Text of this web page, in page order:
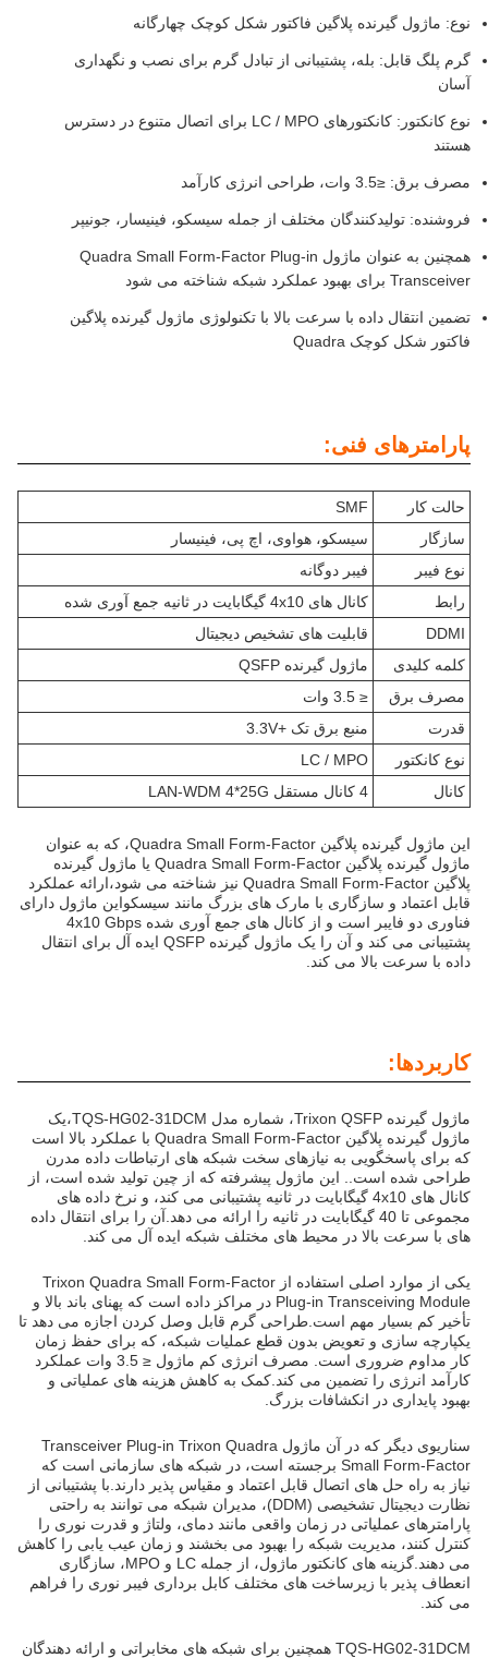
نوع: ماژول گیرنده پلاگین فاکتور شکل کوچک چهارگانه
گرم پلگ قابل: بله، پشتیبانی از تبادل گرم برای نصب و نگهداری
آسان
نوع کانکتور: کانکتورهای LC / MPO برای اتصال متنوع در دسترس
هستند
مصرف برق: ≤3.5 وات، طراحی انرژی کارآمد
فروشنده: تولیدکنندگان مختلف از جمله سیسکو، فینیسار، جونیپر
همچنین به عنوان ماژول Quadra Small Form-Factor Plug-in
Transceiver برای بهبود عملکرد شبکه شناخته می شود
تضمین انتقال داده با سرعت بالا با تکنولوژی ماژول گیرنده پلاگین
فاکتور شکل کوچک Quadra
پارامترهای فنی:
حالت کار
SMF
سازگار
سیسکو، هواوی، اچ پی، فینیسار
نوع فیبر
فیبر دوگانه
رابط
کانال های 4x10 گیگابایت در ثانیه جمع آوری شده
DDMI
قابلیت های تشخیص دیجیتال
کلمه کلیدی
ماژول گیرنده QSFP
مصرف برق
≤ 3.5 وات
قدرت
منبع برق تک +3.3V
نوع کانکتور
LC / MPO
کانال
4 کانال مستقل LAN-WDM 4*25G
این ماژول گیرنده پلاگین Quadra Small Form-Factor، که به عنوان
ماژول گیرنده پلاگین Quadra Small Form-Factor یا ماژول گیرنده
پلاگین Quadra Small Form-Factor نیز شناخته می شود،ارائه عملکرد
قابل اعتماد و سازگاری با مارک های بزرگ مانند سیسکواین ماژول دارای
فناوری دو فایبر است و از کانال های جمع آوری شده 4x10 Gbps
پشتیبانی می کند و آن را یک ماژول گیرنده QSFP ایده آل برای انتقال
داده با سرعت بالا می کند.
کاربردها:
ماژول گیرنده Trixon QSFP، شماره مدل TQS-HG02-31DCM،یک
ماژول گیرنده پلاگین Quadra Small Form-Factor با عملکرد بالا است
که برای پاسخگویی به نیازهای سخت شبکه های ارتباطات داده مدرن
طراحی شده است.. این ماژول پیشرفته که از چین تولید شده است، از
کانال های 4x10 گیگابایت در ثانیه پشتیبانی می کند، و نرخ داده های
مجموعی تا 40 گیگابایت در ثانیه را ارائه می دهد.آن را برای انتقال داده
های با سرعت بالا در محیط های مختلف شبکه ایده آل می کند.
یکی از موارد اصلی استفاده از Trixon Quadra Small Form-Factor
Plug-in Transceiving Module در مراکز داده است که پهنای باند بالا و
تأخیر کم بسیار مهم است.طراحی گرم قابل وصل کردن اجازه می دهد تا
یکپارچه سازی و تعویض بدون قطع عملیات شبکه، که برای حفظ زمان
کار مداوم ضروری است. مصرف انرژی کم ماژول ≤ 3.5 وات عملکرد
کارآمد انرژی را تضمین می کند.کمک به کاهش هزینه های عملیاتی و
بهبود پایداری در انکشافات بزرگ.
سناریوی دیگر که در آن ماژول Transceiver Plug-in Trixon Quadra
Small Form-Factor برجسته است، در شبکه های سازمانی است که
نیاز به راه حل های اتصال قابل اعتماد و مقیاس پذیر دارند.با پشتیبانی از
نظارت دیجیتال تشخیصی (DDM)، مدیران شبکه می توانند به راحتی
پارامترهای عملیاتی در زمان واقعی مانند دمای، ولتاژ و قدرت نوری را
کنترل کنند، مدیریت شبکه را بهبود می بخشند و زمان عیب یابی را کاهش
می دهند.گزینه های کانکتور ماژول، از جمله LC و MPO، سازگاری
انعطاف پذیر با زیرساخت های مختلف کابل برداری فیبر نوری را فراهم
می کند.
TQS-HG02-31DCM همچنین برای شبکه های مخابراتی و ارائه دهندگان